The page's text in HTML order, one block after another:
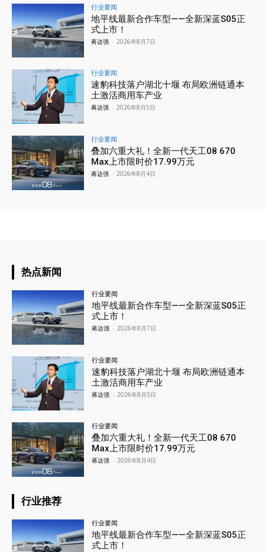
行业要闻
地平线最新合作车型——全新深蓝S05正
式上市！
蒋达强 - 2026年8月7日
行业要闻
速豹科技落户湖北十堰 布局欧洲链通本
土激活商用车产业
蒋达强 - 2026年8月5日
行业要闻
叠加六重大礼！全新一代天工08 670
Max上市限时价17.99万元
蒋达强 - 2026年8月4日
热点新闻
行业要闻
地平线最新合作车型——全新深蓝S05正
式上市！
蒋达强 - 2026年8月7日
行业要闻
速豹科技落户湖北十堰 布局欧洲链通本
土激活商用车产业
蒋达强 - 2026年8月5日
行业要闻
叠加六重大礼！全新一代天工08 670
Max上市限时价17.99万元
蒋达强 - 2026年8月4日
行业推荐
行业要闻
地平线最新合作车型——全新深蓝S05正
式上市！